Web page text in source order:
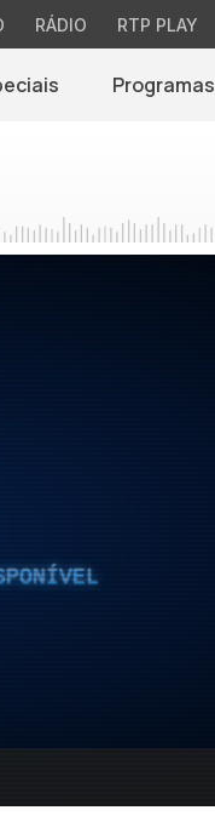
RÁDIO RTP PLAY
Programas